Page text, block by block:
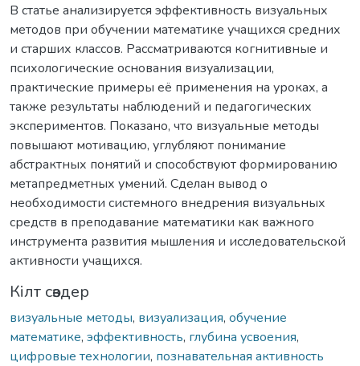
В статье анализируется эффективность визуальных
методов при обучении математике учащихся средних
и старших классов. Рассматриваются когнитивные и
психологические основания визуализации,
практические примеры её применения на уроках, а
также результаты наблюдений и педагогических
экспериментов. Показано, что визуальные методы
повышают мотивацию, углубляют понимание
абстрактных понятий и способствуют формированию
метапредметных умений. Сделан вывод о
необходимости системного внедрения визуальных
средств в преподавание математики как важного
инструмента развития мышления и исследовательской
активности учащихся.
Кілт сөздер
визуальные методы, визуализация, обучение
математике, эффективность, глубина усвоения,
цифровые технологии, познавательная активность